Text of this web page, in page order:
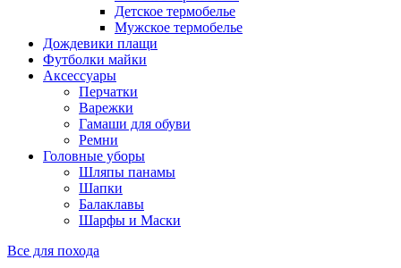
Детское термобелье
Мужское термобелье
Дождевики плащи
Футболки майки
Аксессуары
Перчатки
Варежки
Гамаши для обуви
Ремни
Головные уборы
Шляпы панамы
Шапки
Балаклавы
Шарфы и Маски
Все для похода